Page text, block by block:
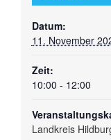
Datum:
11. November
Zeit:
10:00 - 12:00
Landkreis